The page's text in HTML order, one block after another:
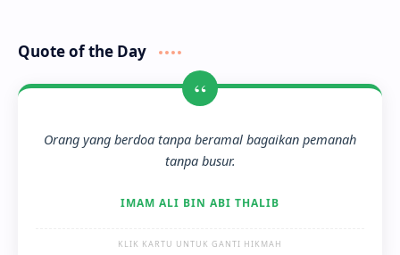
Quote of the Day
“
Orang yang berdoa tanpa beramal bagaikan pemanah
tanpa busur.
IMAM ALI BIN ABI THALIB
KLIK KARTU UNTUK GANTI HIKMAH